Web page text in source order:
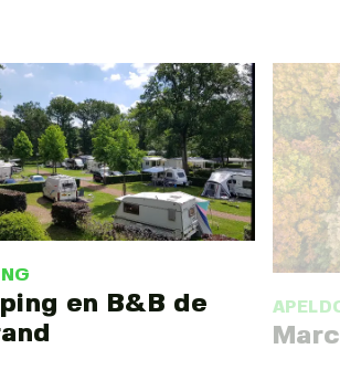
en B&B de